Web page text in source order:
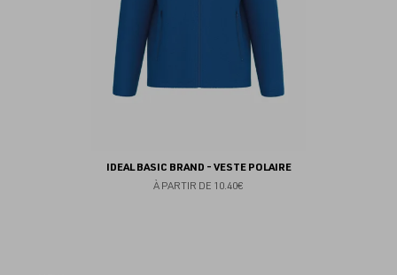
IDEAL BASIC BRAND - VESTE POLAIRE
À PARTIR DE 10.40€